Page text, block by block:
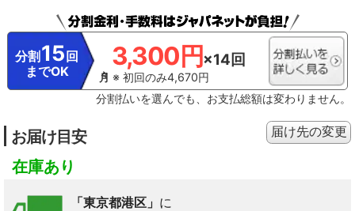
分割 15 回
までOK
3,300円×14回
※ 初回のみ4,670円
分割払いを選んでも、お支払総額は変わりません。
お届け目安
在庫あり
「東京都港区」 に
届け先の変更